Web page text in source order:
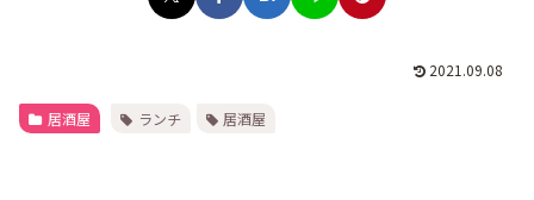
2021.09.08
居酒屋 ランチ 居酒屋